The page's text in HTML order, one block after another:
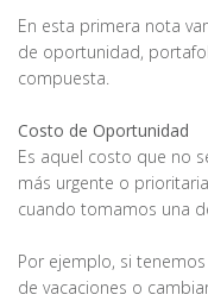
En esta primera nota
de oportunidad,
compuesta.
Costo de Oportunidad
Es aquel costo que no
más urgente o
cuando tomamos una
Por ejemplo, si
de vacaciones o